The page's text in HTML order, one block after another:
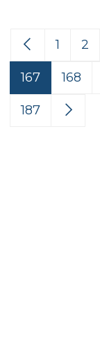
1 2
167 168
187